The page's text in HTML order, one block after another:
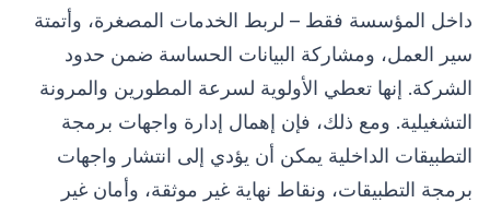
داخل المؤسسة فقط – لربط الخدمات المصغرة، وأتمتة
سير العمل، ومشاركة البيانات الحساسة ضمن حدود
الشركة. إنها تعطي الأولوية لسرعة المطورين والمرونة
التشغيلية. ومع ذلك، فإن إهمال إدارة واجهات برمجة
التطبيقات الداخلية يمكن أن يؤدي إلى انتشار واجهات
برمجة التطبيقات، ونقاط نهاية غير موثقة، وأمان غير